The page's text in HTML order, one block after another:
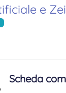
e
Scheda